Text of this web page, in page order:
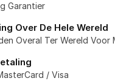
Garantier
Over De Hele Wereld
Overal Ter Wereld Voor
/ Visa